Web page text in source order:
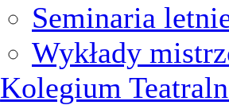
Seminaria
Wykłady
Kolegium